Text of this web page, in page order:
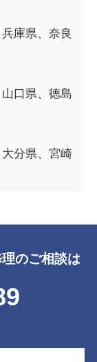
庫県、奈良
口県、徳島
分県、宮崎
のご相談は